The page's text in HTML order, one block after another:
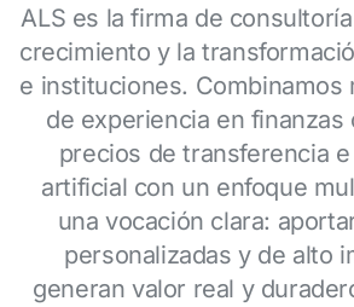
ALS es la firma de
crecimiento y la
e instituciones. Combinamos
de experiencia en finanzas
precios de transferencia
artificial con un enfoque
una vocación clara:
personalizadas y de alto
generan valor real y